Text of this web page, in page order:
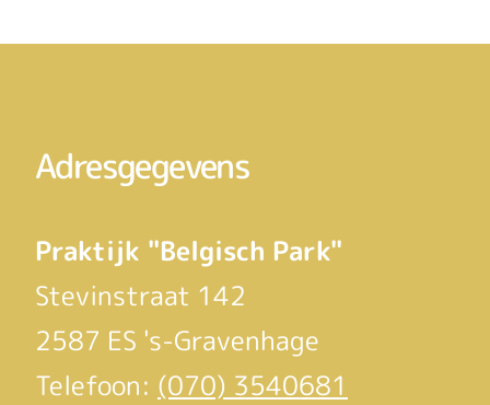
Adresgegevens
Praktijk "Belgisch Park"
Stevinstraat 142
2587 ES 's-Gravenhage
Telefoon: (070) 3540681